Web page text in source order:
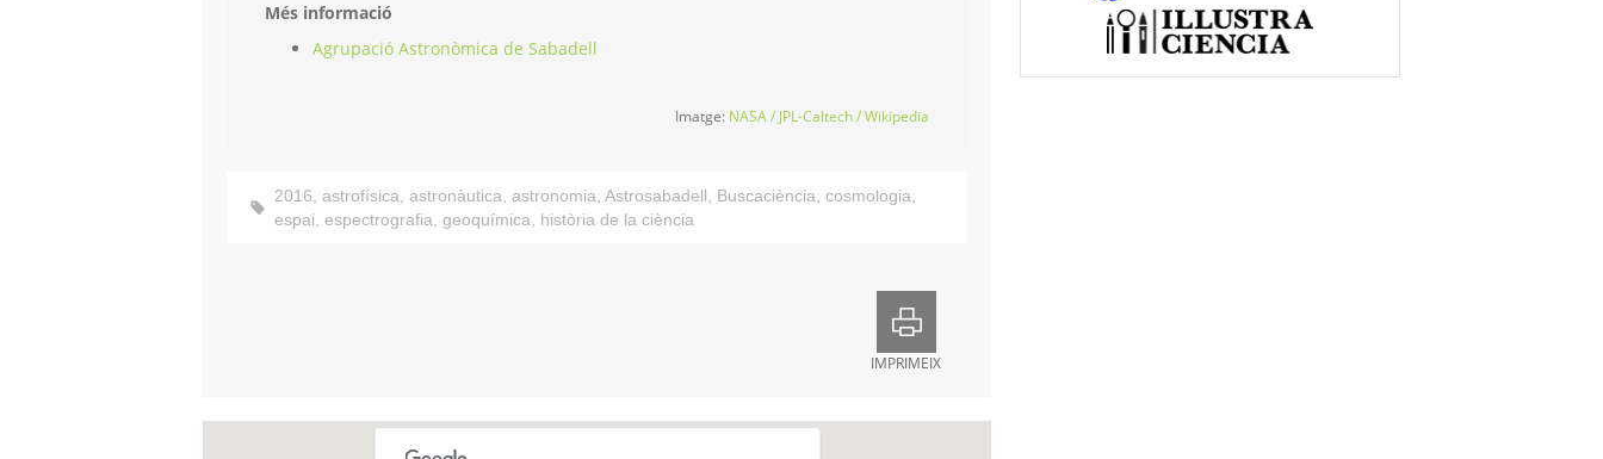
Més informació
Agrupació Astronòmica de Sabadell
Imatge: NASA / JPL-Caltech / Wikipedia
2016, astrofísica, astronàutica, astronomia, Astrosabadell, Buscaciència, cosmologia,
espai, espectrografia, geoquímica, història de la ciència
IMPRIMEIX